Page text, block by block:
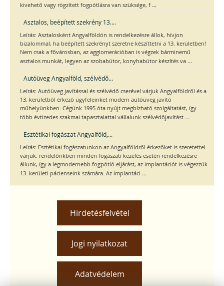
kivehető vagy rögzített fogpótlásra van szüksége, f ...
Asztalos, beépített szekrény 13....
Leírás: Asztalosként Angyalföldön is rendelkezésre állok, hívjon
bizalommal, ha beépített szekrényt szeretne készíttetni a 13. kerületben!
Nem csak a fővárosban, az agglomerációban is végzek bárminemű
asztalos munkát, legyen az szobabútor, konyhabútor készítés va ...
Autóüveg Angyalföld, szélvédő...
Leírás: Autóüveg javítással és szélvédő cserével várjuk Angyalföldről és a
13. kerületből érkező ügyfeleinket modern autóüveg javító
műhelyünkben. Cégünk 1995 óta nyújt megbízható szolgáltatást, így
több évtizedes szakmai tapasztalattal vállalunk szélvédőjavítást ...
Esztétikai fogászat Angyalföld,...
Leírás: Esztétikai fogászatunkon az Angyalföldről érkezőket is szeretettel
várjuk, rendelőnkben minden fogászati kezelés esetén rendelkezésre
állunk, így a legmodernebb fogpótló eljárást, az implantációt is végezzük
13. kerületi pácienseink számára. Az implantáci ...
Hirdetésfelvétel
Jogi nyilatkozat
Adatvédelem